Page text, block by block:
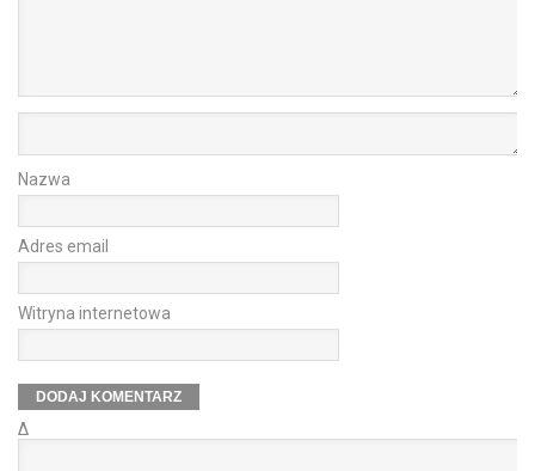
Nazwa
Adres email
Witryna internetowa
Δ